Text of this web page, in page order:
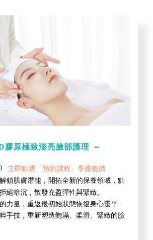
膠原極致澎亮臉部護理
立即點選「預約課程」享優惠價
鎖肌膚潛能，開拓全新的保養領域，點
絕暗沉，散發充盈彈性與緊緻。
力量，重返最初始狀態恢復身心靈平
手技，重新塑造飽滿、柔滑、緊緻的臉